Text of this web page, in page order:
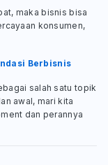
maka bisnis bisa
konsumen,
Berbisnis
salah satu topik
awal, mari kita
dan perannya